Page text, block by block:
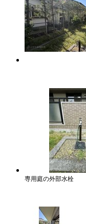
専用庭の外部水栓